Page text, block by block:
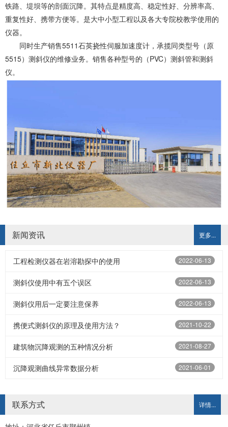
铁路、堤坝等的剖面沉降。其特点是精度高、稳定性好、分辨率高、
重复性好、携带方便等。是大中小型工程以及各大专院校教学使用的
仪器。
同时生产销售5511石英挠性伺服加速度计，承揽同类型号（原
5515）测斜仪的维修业务。销售各种型号的（PVC）测斜管和测斜
仪。
更多...
新闻资讯
2022-06-13
工程检测仪器在岩溶勘探中的使用
2022-06-13
测斜仪使用中有五个误区
2022-06-13
测斜仪用后一定要注意保养
2021-10-22
携便式测斜仪的原理及使用方法？
2021-08-27
建筑物沉降观测的五种情况分析
2021-06-01
沉降观测曲线异常数据分析
详情...
联系方式